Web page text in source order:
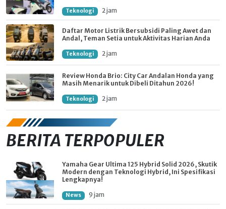
Teknologi 2 jam
Daftar Motor Listrik Bersubsidi Paling Awet dan
Andal, Teman Setia untuk Aktivitas Harian Anda
Teknologi 2 jam
Review Honda Brio: City Car Andalan Honda yang
Masih Menarik untuk Dibeli Ditahun 2026!
Teknologi 2 jam
BERITA TERPOPULER
Yamaha Gear Ultima 125 Hybrid Solid 2026, Skutik
Modern dengan Teknologi Hybrid, Ini Spesifikasi
Lengkapnya!
News 9 jam